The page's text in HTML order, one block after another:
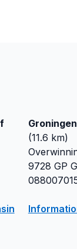
(11.6 km)
9728 GP